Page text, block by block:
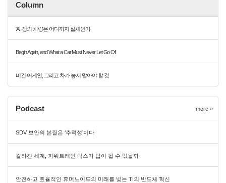
Column
'AI-정의 차량'은 어디까지 실체인가
Begin Again, and What a Car Must Never Let Go Of
비긴 어게인, 그리고 차가 놓지 말아야 할 것
Podcast more »
SDV 보안의 본질은 ‘추적성’이다
갈라진 세계, 파워트레인 믹스가 답이 될 수 있을까
안전하고 효율적인 휴머노이드의 미래를 빚는 TI의 반도체 혁신